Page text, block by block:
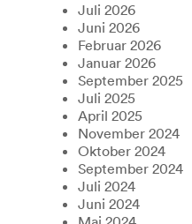
Juli 2026
Juni 2026
Februar 2026
Januar 2026
September 2025
Juli 2025
April 2025
November 2024
Oktober 2024
September 2024
Juli 2024
Juni 2024